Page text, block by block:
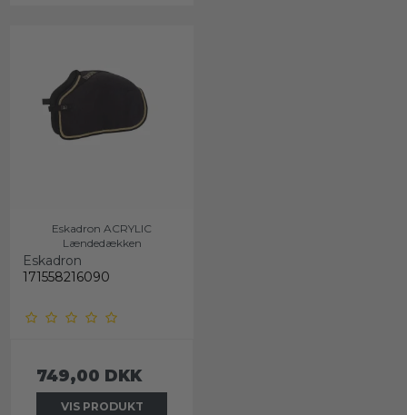
Eskadron ACRYLIC
Lændedækken
Eskadron
171558216090
749,00 DKK
VIS PRODUKT